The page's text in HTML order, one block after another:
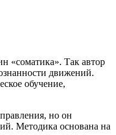
«соматика». Так автор
движений.
обучение,
но он
Методика основана на